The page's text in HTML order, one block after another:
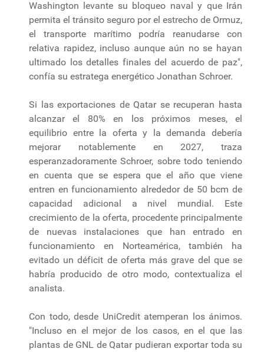
Washington levante su bloqueo naval y que Irán
permita el tránsito seguro por el estrecho de Ormuz,
el transporte marítimo podría reanudarse con
relativa rapidez, incluso aunque aún no se hayan
ultimado los detalles finales del acuerdo de paz",
confía su estratega energético Jonathan Schroer.
Si las exportaciones de Qatar se recuperan hasta
alcanzar el 80% en los próximos meses, el
equilibrio entre la oferta y la demanda debería
mejorar notablemente en 2027, traza
esperanzadoramente Schroer, sobre todo teniendo
en cuenta que se espera que el año que viene
entren en funcionamiento alrededor de 50 bcm de
capacidad adicional a nivel mundial. Este
crecimiento de la oferta, procedente principalmente
de nuevas instalaciones que han entrado en
funcionamiento en Norteamérica, también ha
evitado un déficit de oferta más grave del que se
habría producido de otro modo, contextualiza el
analista.
Con todo, desde UniCredit atemperan los ánimos.
"Incluso en el mejor de los casos, en el que las
plantas de GNL de Qatar pudieran exportar toda su